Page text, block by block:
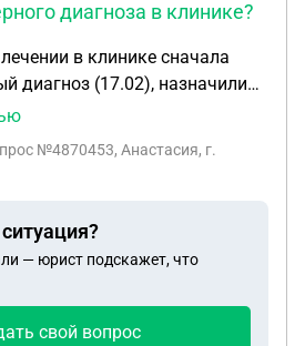
диагноза в клинике?
диагноз (17.02), назначили
Не помогало, время
другим, и, соответственно,
Так как сейчас в
диагнозом предстоит
лечение.
№4870453, Анастасия, г.
— юрист подскажет, что
свой вопрос